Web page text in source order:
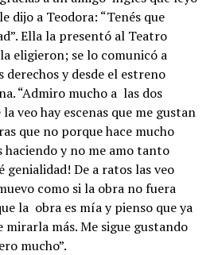
dijo a Teodora: “Tenés que
Ella la presentó al Teatro
eligieron; se lo comunicó a
y desde el estreno
“Admiro mucho a las dos
veo hay escenas que me gustan
que no porque hace mucho
haciendo y no me amo tanto
genialidad! De a ratos las veo
como si la obra no fuera
la obra es mía y pienso que ya
mirarla más. Me sigue gustando
mucho”.